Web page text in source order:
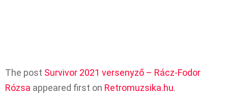
The post Survivor 2021 versenyző – Rácz-Fodor
Rózsa appeared first on Retromuzsika.hu.